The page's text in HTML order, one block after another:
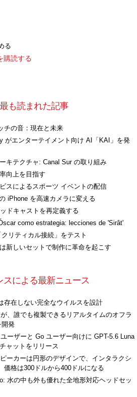
る
購読する
も読まれた記事
チの音：現在と未来
がエンターテイメント向け AI「KAI」を発
キテクチャ: Canal Sur の取り組み
向上を目指す
スによるスポーツ イベントの配信
iPhone を高速カメラに変える
ドキャストを再定義する
como estrategia: lecciones de 'Sirât'
リティカル接続」をテスト
新しいセットで制作に革命を起こす
スによる最新ニュース
存在しない完全なウイルスを設計
、誰でも複製できるリアルタイムのオフラ
開発
ーザーと Go ユーザー向けに GPT-5.6 Luna
ャットをリリース
ーカーは円形のデザインで、インタラクシ
価格は300ドルから400ドルになる
水の中も外も優れた全地形対応ヘッドセッ